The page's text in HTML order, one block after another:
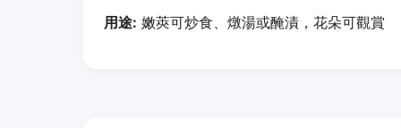
用途: 嫩莢可炒食、燉湯或醃漬，花朵可觀賞